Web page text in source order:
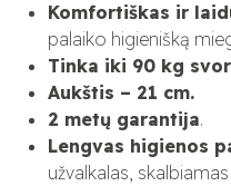
Komfortiškas ir
palaiko higienišką
Tinka iki 90 kg
Aukštis – 21 cm.
2 metų garantija.
Lengvas higienos
užvalkalas,